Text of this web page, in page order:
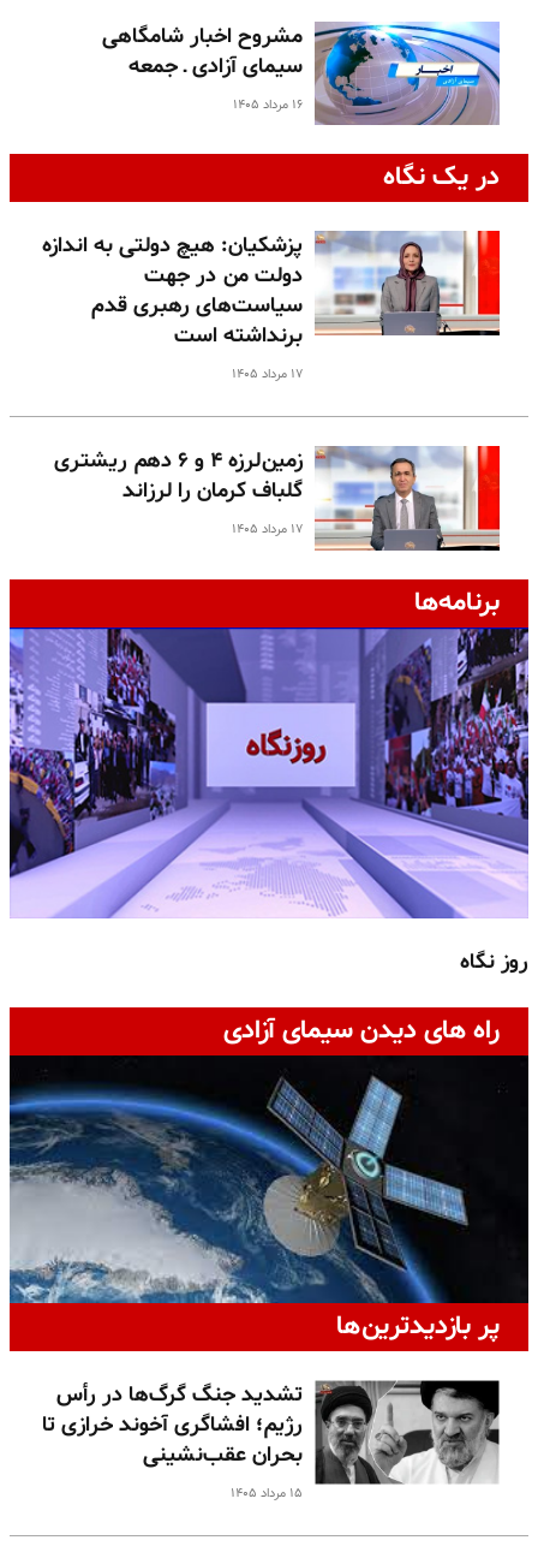
مشروح اخبار شامگاهی
سیمای آزادی ـ جمعه
۱۶ مرداد ۱۴۰۵
در یک نگاه
پزشکیان: هیچ دولتی به اندازه
دولت من در جهت
سیاست‌های رهبری قدم
برنداشته است
۱۷ مرداد ۱۴۰۵
زمین‌لرزه ۴ و ۶ دهم ریشتری
گلباف کرمان را لرزاند
۱۷ مرداد ۱۴۰۵
برنامه‌ها
روز نگاه
راه های دیدن سیمای آزادی
پر بازدیدترین‌ها
تشدید جنگ گرگ‌ها در رأس
رژیم؛ افشاگری آخوند خرازی تا
بحران عقب‌نشینی
۱۵ مرداد ۱۴۰۵